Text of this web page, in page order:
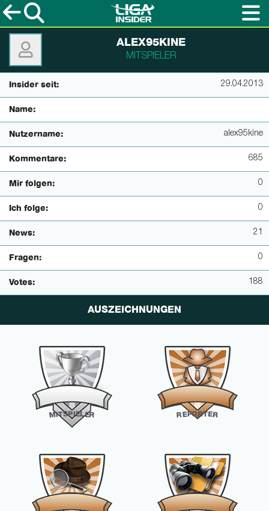
ALEX95KINE
MITSPIELER
Insider seit: 29.04.2013
Name:
Nutzername: alex95kine
Kommentare: 685
Mir folgen: 0
Ich folge: 0
News: 21
Fragen: 0
Votes: 188
AUSZEICHNUNGEN
MITSPIELER REPORTER